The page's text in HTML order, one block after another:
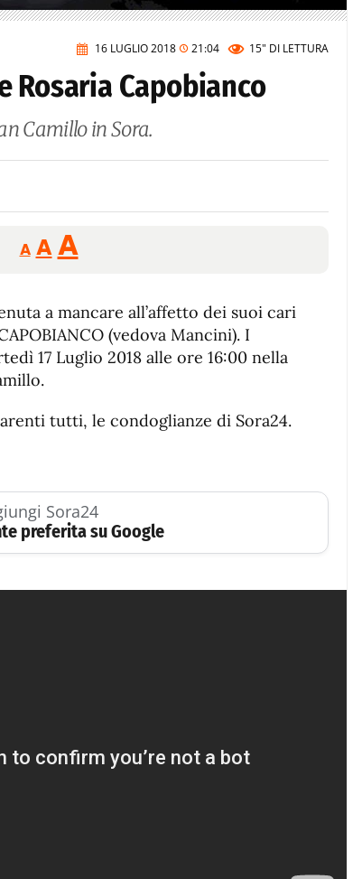
16 LUGLIO 2018 21:04 15" DI LETTURA
Rosaria Capobianco
Camillo in Sora.
A
Reducir
tamaño
A Restablecer
tamaño
fuente
AAumentar
de
fuente.
a mancare all’affetto dei suoi cari
(vedova Mancini). I
17 Luglio 2018 alle ore 16:00 nella
tutti, le condoglianze di Sora24.
Sora24
preferita su Google